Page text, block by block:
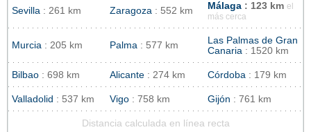
Sevilla : 261 km Zaragoza : 552 km Málaga : 123 km el
más cerca
Murcia : 205 km Palma : 577 km
Las Palmas de Gran
Canaria : 1520 km
Bilbao : 698 km Alicante : 274 km Córdoba : 179 km
Valladolid : 537 km Vigo : 758 km Gijón : 761 km
Distancia calculada en línea recta